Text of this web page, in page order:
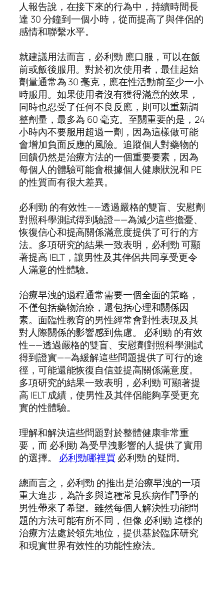
人報告說，在接下來的行為中，持續時間長
達 30 分鐘到一個小時，從而提高了與伴侶的
感情和聯繫水平。
就建議用法而言，必利勁 應口服，可以在飯
前或飯後服用。對於初次使用者，最佳起始
劑量通常為 30 毫克，應在性活動前至少一小
時服用。如果使用者沒有獲得滿意的效果，
同時也忍受了任何不良反應，則可以重新調
整劑量，最多為 60 毫克。至關重要的是，24
小時內不要服用超過一劑，因為這樣做可能
會增加負面反應的風險。追蹤個人對藥物的
回饋仍然是治療方法的一個重要要素，因為
每個人的體驗可能會根據個人健康狀況和 PE
的性質而有很大差異。
必利勁 的有效性——透過嚴格的雙盲、安慰劑
對照科學測試得到驗證——為減少這些擔憂、
恢復信心和提高關係滿意度提供了可行的方
法。多項研究的結果一致表明，必利勁 可顯
著提高 IELT，讓男性及其伴侶共同享受更令
人滿意的性體驗。
治療早洩的過程通常需要一個全面的策略，
不僅包括藥物治療，還包括心理和關係因
素。面臨性教育的男性經常會對性表現及其
對人際關係的影響感到焦慮。 必利勁 的有效
性——透過嚴格的雙盲、安慰劑對照科學測試
得到證實——為緩解這些問題提供了可行的途
徑，可能還能恢復自信並提高關係滿意度。
多項研究的結果一致表明，必利勁 可顯著提
高 IELT 成績，使男性及其伴侶能夠享受更充
實的性體驗。
理解和解決這些問題對於整體健康非常重
要，而 必利勁 為受早洩影響的人提供了實用
的選擇。 必利勁哪裡買 必利勁 的疑問。
總而言之，必利勁 的推出是治療早洩的一項
重大進步，為許多與這種常見疾病作鬥爭的
男性帶來了希望。雖然每個人解決性功能問
題的方法可能有所不同，但像 必利勁 這樣的
治療方法處於領先地位，提供基於臨床研究
和現實世界有效性的功能性療法。